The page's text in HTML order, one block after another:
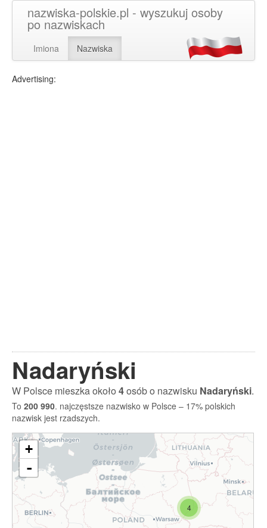
nazwiska-polskie.pl - wyszukuj osoby
po nazwiskach
Imiona Nazwiska
Advertising:
Nadaryński
W Polsce mieszka około4osób o nazwisku Nadaryński.
To 200 990. najczęstsze nazwisko w Polsce – 17% polskich
nazwisk jest rzadszych.
4
+
-